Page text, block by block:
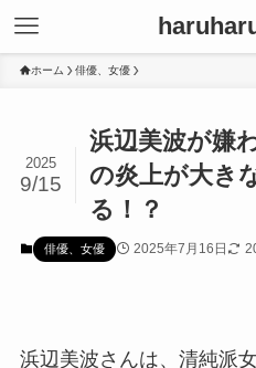
ホーム 俳優、女優
浜辺美波が嫌
の炎上が大き
る！？
2025
9/15
俳優、女優 2025年7月16日
浜辺美波さんは、清純派